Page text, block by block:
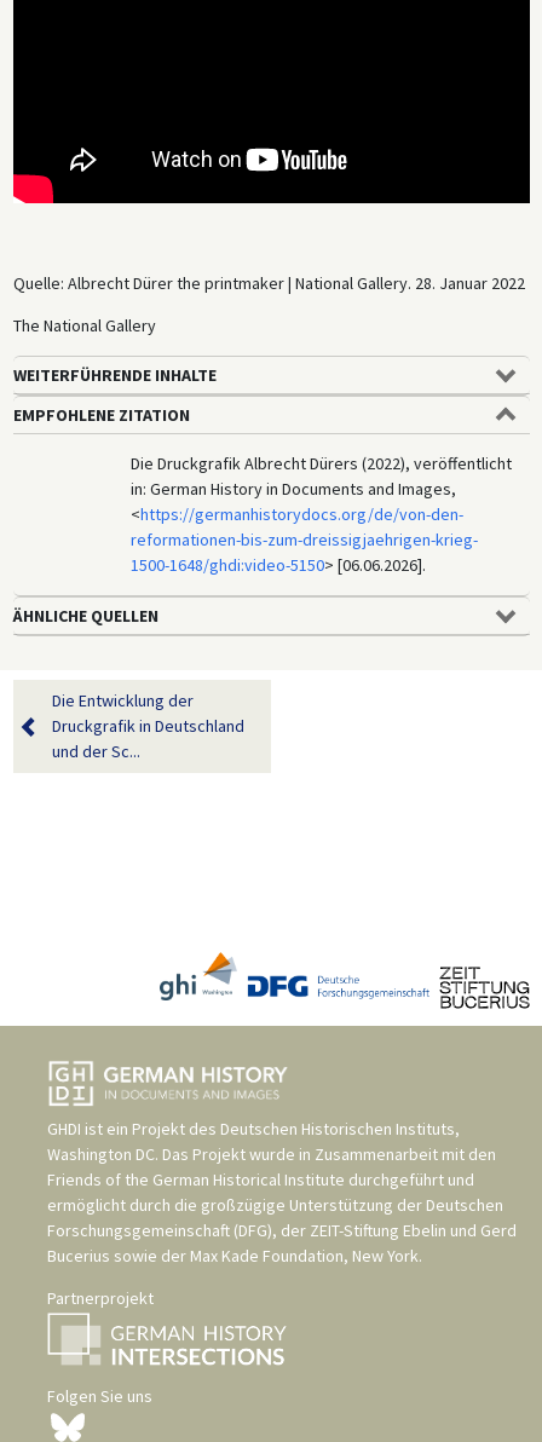
Quelle: Albrecht Dürer the printmaker | National Gallery. 28. Januar 2022
The National Gallery
WEITERFÜHRENDE INHALTE
EMPFOHLENE ZITATION
Die Druckgrafik Albrecht Dürers (2022), veröffentlicht
in: German History in Documents and Images,
<https://germanhistorydocs.org/de/von-den-
reformationen-bis-zum-dreissigjaehrigen-krieg-
1500-1648/ghdi:video-5150> [06.06.2026].
ÄHNLICHE QUELLEN
Die Entwicklung der
Druckgrafik in Deutschland
und der Sc...
GHDI ist ein Projekt des Deutschen Historischen Instituts,
Washington DC. Das Projekt wurde in Zusammenarbeit mit den
Friends of the German Historical Institute durchgeführt und
ermöglicht durch die großzügige Unterstützung der Deutschen
Forschungsgemeinschaft (DFG), der ZEIT-Stiftung Ebelin und Gerd
Bucerius sowie der Max Kade Foundation, New York.
Partnerprojekt
Folgen Sie uns